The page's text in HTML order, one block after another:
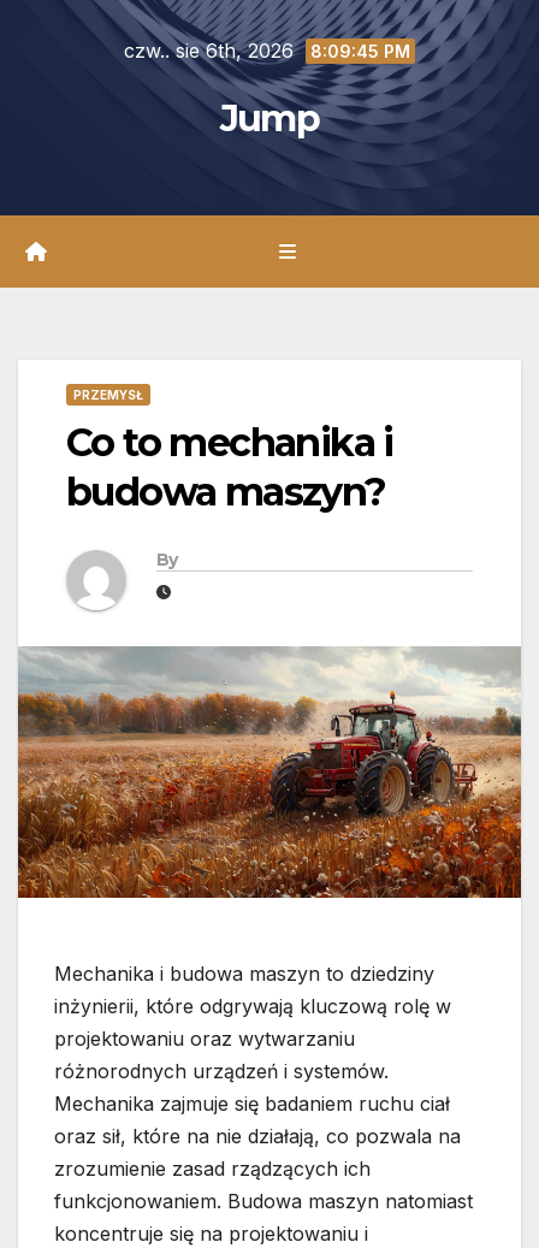
czw.. sie 6th, 2026 8:09:46 PM
Jump
PRZEMYSŁ
Co to mechanika i
budowa maszyn?
By
Mechanika i budowa maszyn to dziedziny
inżynierii, które odgrywają kluczową rolę w
projektowaniu oraz wytwarzaniu
różnorodnych urządzeń i systemów.
Mechanika zajmuje się badaniem ruchu ciał
oraz sił, które na nie działają, co pozwala na
zrozumienie zasad rządzących ich
funkcjonowaniem. Budowa maszyn natomiast
koncentruje się na projektowaniu i